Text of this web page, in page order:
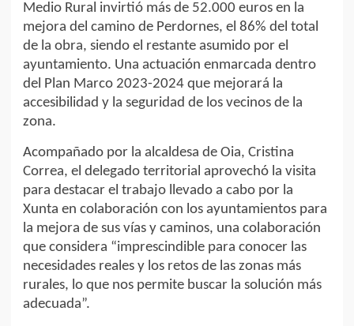
Medio Rural invirtió más de 52.000 euros en la
mejora del camino de Perdornes, el 86% del total
de la obra, siendo el restante asumido por el
ayuntamiento. Una actuación enmarcada dentro
del Plan Marco 2023-2024 que mejorará la
accesibilidad y la seguridad de los vecinos de la
zona.
Acompañado por la alcaldesa de Oia, Cristina
Correa, el delegado territorial aprovechó la visita
para destacar el trabajo llevado a cabo por la
Xunta en colaboración con los ayuntamientos para
la mejora de sus vías y caminos, una colaboración
que considera “imprescindible para conocer las
necesidades reales y los retos de las zonas más
rurales, lo que nos permite buscar la solución más
adecuada”.